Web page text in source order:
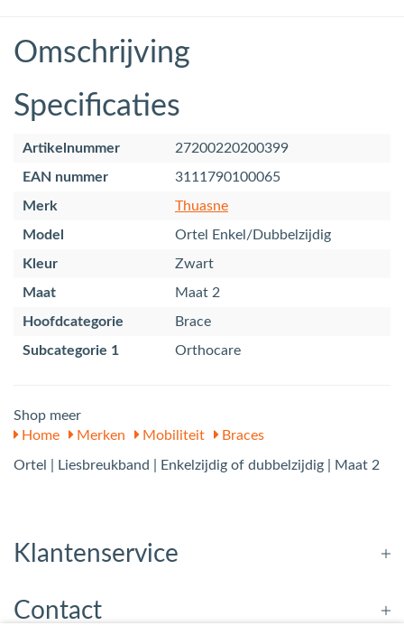
Omschrijving
Specificaties
Artikelnummer
27200220200399
EAN nummer
3111790100065
Merk
Thuasne
Model
Ortel Enkel/Dubbelzijdig
Kleur
Zwart
Maat
Maat 2
Hoofdcategorie
Brace
Subcategorie 1
Orthocare
Shop meer
Home
Merken Mobiliteit Braces
Ortel | Liesbreukband | Enkelzijdig of dubbelzijdig | Maat 2
Klantenservice
Contact